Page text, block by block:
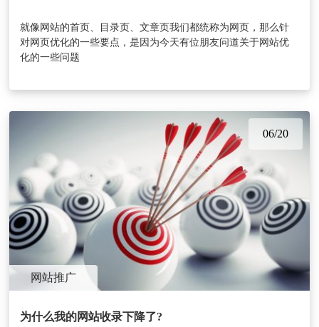
就像网站的首页、目录页、文章页我们都统称为网页，那么针
对网页优化的一些要点，是因为今天有位朋友问道关于网站优
化的一些问题
06/20
网站推广
为什么我的网站收录下降了?